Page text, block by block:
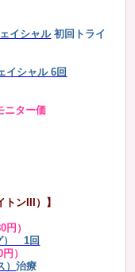
イシャル 初回トライ
イシャル 6回
ニター価
ンIII）】
）
） 1回
）
）治療